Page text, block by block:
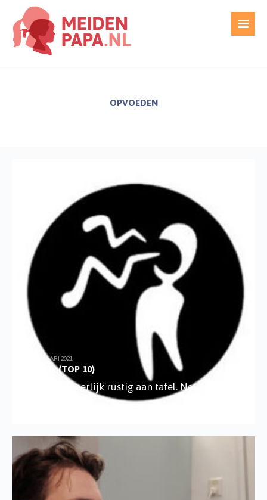
OPVOEDEN
19 FEBRUARI 2021
SUKKEL (TOP 10)
We zitten heerlijk rustig aan tafel. Net zoals in